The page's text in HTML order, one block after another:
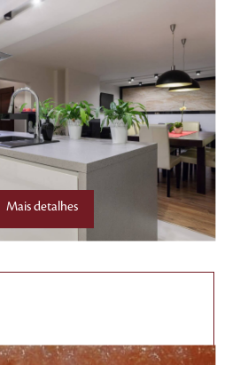
Mais detalhes